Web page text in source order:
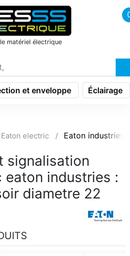
matériel électrique
et enveloppe Éclairage
Eaton electric Eaton industries
signalisation
industries :
diametre 22